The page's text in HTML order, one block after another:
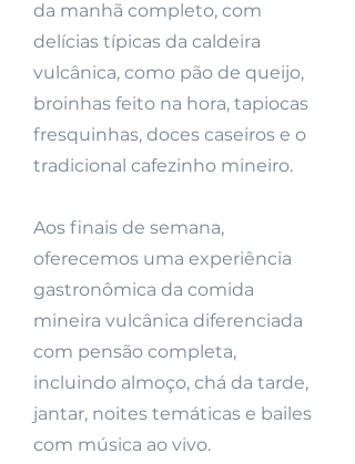
da manhã completo, com
delícias típicas da caldeira
vulcânica, como pão de queijo,
broinhas feito na hora, tapiocas
fresquinhas, doces caseiros e o
tradicional cafezinho mineiro.
Aos finais de semana,
oferecemos uma experiência
gastronômica da comida
mineira vulcânica diferenciada
com pensão completa,
incluindo almoço, chá da tarde,
jantar, noites temáticas e bailes
com música ao vivo.